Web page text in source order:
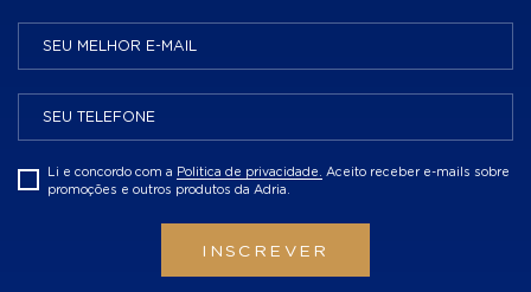
Li e concordo com a Politica de privacidade.
Aceito receber e-mails sobre
promoções e outros produtos da Adria.
INSCREVER